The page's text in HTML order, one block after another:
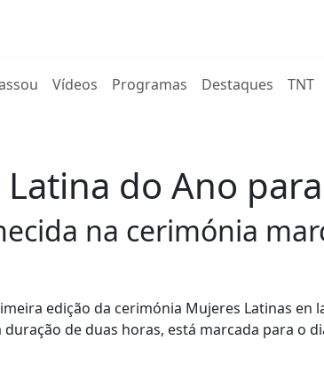
Vídeos Programas Destaques TNT
do Ano
na cerimónia
edição da cerimónia Mujeres Latinas en
de duas horas, está marcada para o